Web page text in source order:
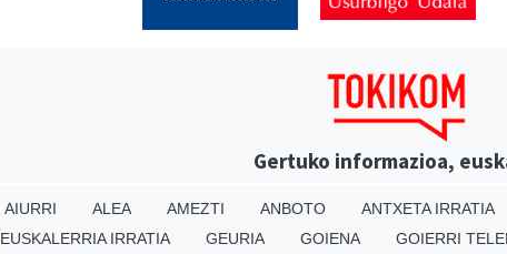
Gertuko informazioa,
AIURRI ALEA AMEZTI ANBOTO ANTXETA IRRATIA
EUSKALERRIA IRRATIA GEURIA GOIENA GOIERRI